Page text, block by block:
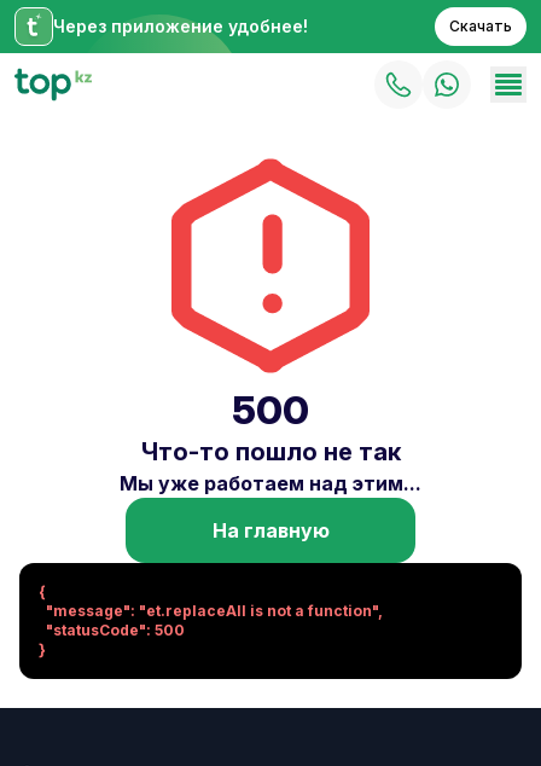
Через приложение удобнее! Скачать
500
Что-то пошло не так
Мы уже работаем над этим...
На главную
{
}